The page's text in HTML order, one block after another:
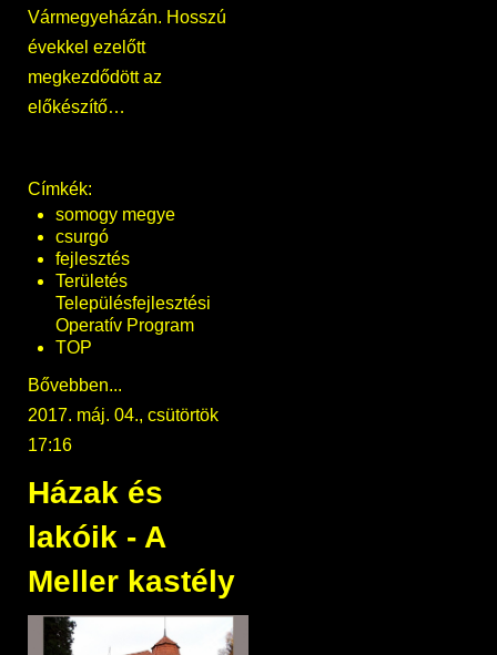
Vármegyeházán. Hosszú
évekkel ezelőtt
megkezdődött az
előkészítő…
Címkék:
somogy megye
csurgó
fejlesztés
Területés
Településfejlesztési
Operatív Program
TOP
Bővebben...
2017. máj. 04., csütörtök
17:16
Házak és
lakóik - A
Meller kastély